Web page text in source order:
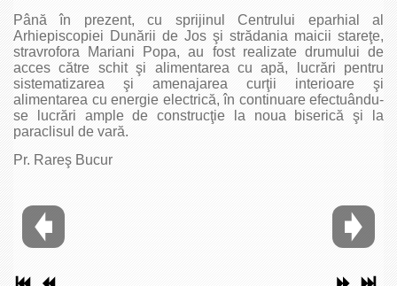
Până în prezent, cu sprijinul Centrului eparhial al
Arhiepiscopiei Dunării de Jos şi strădania maicii stareţe,
stravrofora Mariani Popa, au fost realizate drumului de
acces către schit şi alimentarea cu apă, lucrări pentru
sistematizarea şi amenajarea curţii interioare şi
alimentarea cu energie electrică, în continuare efectuându-
se lucrări ample de construcţie la noua biserică şi la
paraclisul de vară.
Pr. Rareş Bucur